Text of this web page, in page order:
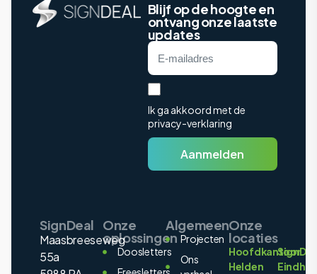
Blijf op de hoogte en
ontvang onze laatste
updates
Ik ga akkoord met de
privacy-verklaring
Aanmelden
SignDeal
Maasbreeseweg
55a
Onze
oplossingen
Doosletters
Algemeen
Projecten
Ons
Onze
locaties
Hoofdkantoor
Helden